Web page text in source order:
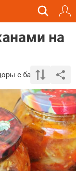
на
с баклажанами